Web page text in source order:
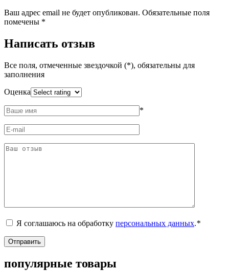
Ваш адрес email не будет опубликован. Обязательные поля
помечены *
Написать отзыв
Все поля, отмеченные звездочкой (*), обязательны для
заполнения
Оценка
*
Я соглашаюсь на обработку персональных данных.*
популярные товары